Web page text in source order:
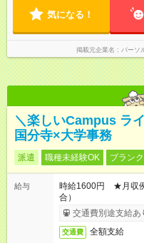
気になる！
掲載元企業名 パーソ
＼楽しいCampus ラ
国分寺×大学事務
派遣 職種未経験OK ブラン
給与
時給1600円 ★月収
合）
交通費別途支給あ
交通費 全額支給